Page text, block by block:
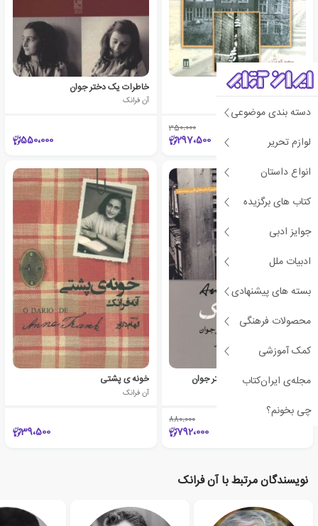
دسته بندی موضوعی
لوازم تحریر
انواع داستان
کتاب های برگزیده
جوایز ادبی
ادبیات ملل
بسته های پیشنهادی
محصولات فرهنگی
کمک آموزشی
مجله‌ی ایران‌کتاب
چی بخونم؟
دفترچه خاطرات آنا فرانک
آن فرانک
350،000
297،500
خاطرات یک دختر جوان
آن فرانک
550،000
آن فرانک: خاطرات یک دختر جوان
٪10 880،000
792،000
خونه ی پشتی
آن فرانک
39،500
نویسندگان مرتبط با آن فرانک